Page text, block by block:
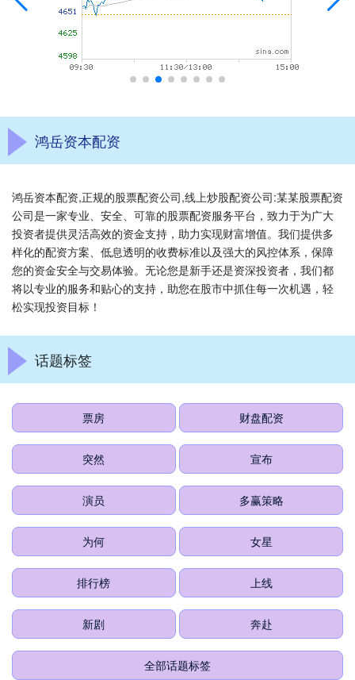
鸿岳资本配资
鸿岳资本配资,正规的股票配资公司,线上炒股配资公司:某某股票配资
公司是一家专业、安全、可靠的股票配资服务平台，致力于为广大
投资者提供灵活高效的资金支持，助力实现财富增值。我们提供多
样化的配资方案、低息透明的收费标准以及强大的风控体系，保障
您的资金安全与交易体验。无论您是新手还是资深投资者，我们都
将以专业的服务和贴心的支持，助您在股市中抓住每一次机遇，轻
松实现投资目标！
话题标签
票房 财盘配资
突然 宣布
演员 多赢策略
为何 女星
排行榜 上线
新剧 奔赴
全部话题标签